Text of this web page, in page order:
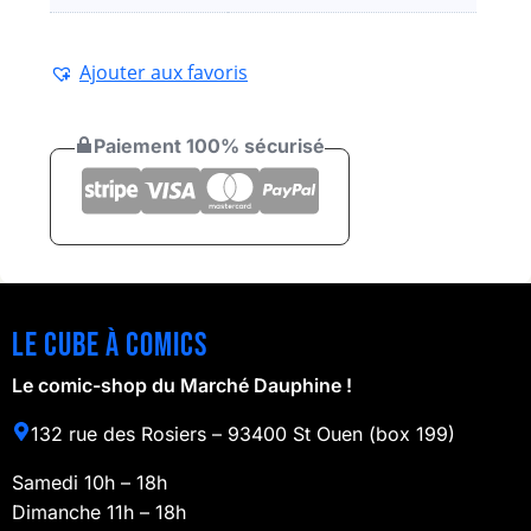
Ajouter aux favoris
Paiement 100% sécurisé
Le cube à comics
Le comic-shop du Marché Dauphine !
132 rue des Rosiers – 93400 St Ouen (box 199)
Samedi 10h – 18h
Dimanche 11h – 18h